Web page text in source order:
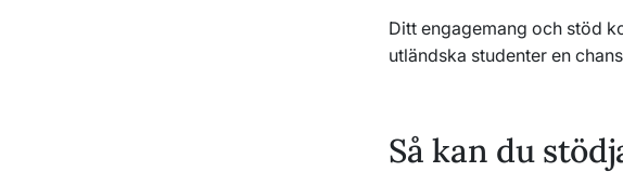
Ditt engagemang och stöd
utländska studenter en
Så kan du